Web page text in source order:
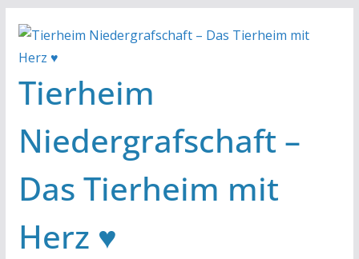
Inhalt
springen
Tierheim
Niedergrafschaft –
Das Tierheim mit
Herz ♥